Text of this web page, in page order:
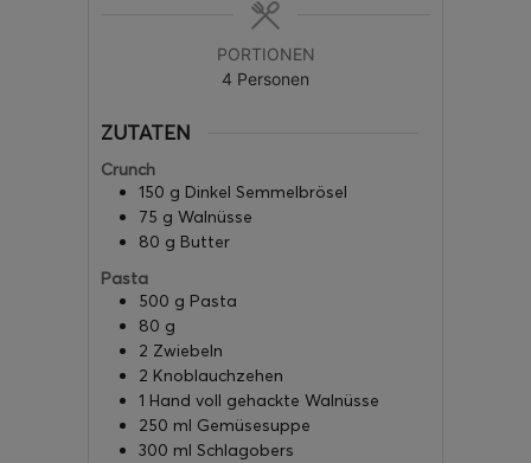
PORTIONEN
4 Personen
ZUTATEN
Crunch
150 g Dinkel Semmelbrösel
75 g Walnüsse
80 g Butter
Pasta
500 g Pasta
80 g
2 Zwiebeln
2 Knoblauchzehen
1 Hand voll gehackte Walnüsse
250 ml Gemüsesuppe
300 ml Schlagobers